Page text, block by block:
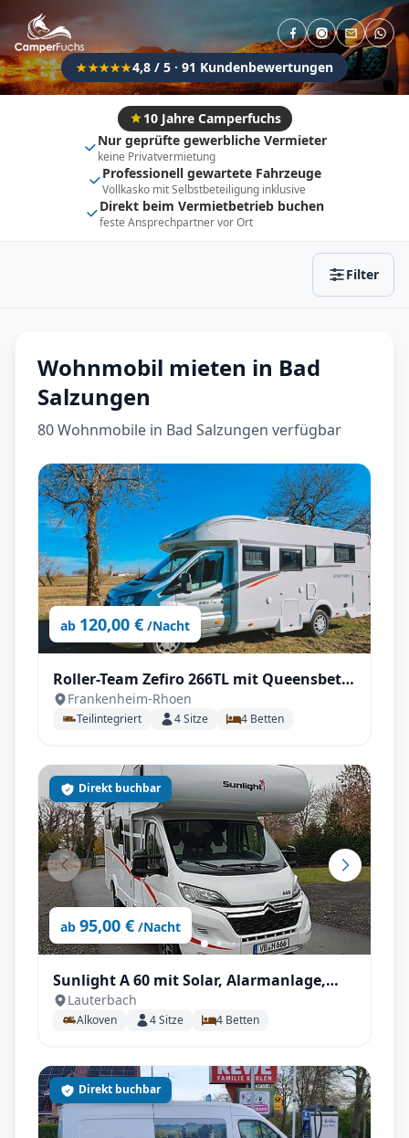
★★★★★4,8 / 5 · 91 Kundenbewertungen
10 Jahre Camperfuchs
Nur geprüfte gewerbliche Vermieter
keine Privatvermietung
Professionell gewartete Fahrzeuge
Vollkasko mit Selbstbeteiligung inklusive
Direkt beim Vermietbetrieb buchen
feste Ansprechpartner vor Ort
Filter
Flexibel (±3 Tage) Anhängerkupplung
Fahrzeugtyp
Vollintegriert Kastenwagen
Alkoven Teil-Integriert
Wohnwagen
Wohnmobil mieten in Bad
Salzungen
80 Wohnmobile in Bad Salzungen verfügbar
ab 120,00 € /Nacht
Roller-Team Zefiro 266TL mit Queensbett
Automatik, SAT & TV, große Heckgarage
uvm.
Frankenheim-Rhoen
Teilintegriert 4Sitze 4 Betten
ab 95,00 € /Nacht
Direkt buchbar
Sunlight A 60 mit Solar, Alarmanlage,
Markise, unter 6m! uvm.
Lauterbach
Alkoven 4Sitze 4 Betten
Direkt buchbar